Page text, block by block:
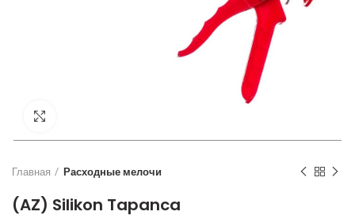
Главная Расходные мелочи
(AZ) Silikon Tapanca